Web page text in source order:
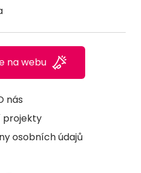
nás
projekty
osobních údajů
na webu